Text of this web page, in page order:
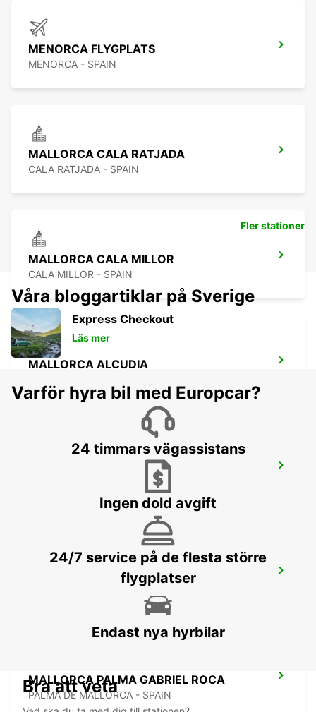
MENORCA FLYGPLATS
MENORCA - SPAIN
MALLORCA CALA RATJADA
CALA RATJADA - SPAIN
MALLORCA CALA MILLOR
CALA MILLOR - SPAIN
MALLORCA ALCUDIA
MALLORCA FLYGPLATS
MALLORCA PLAYA DE PALMA
MALLORCA PALMA GABRIEL ROCA
PALMA DE MALLORCA - SPAIN
Fler stationer
Våra bloggartiklar på Sverige
Express Checkout
Läs mer
Varför hyra bil med Europcar?
24 timmars vägassistans
Ingen dold avgift
24/7 service på de flesta större
flygplatser
Endast nya hyrbilar
Bra att veta